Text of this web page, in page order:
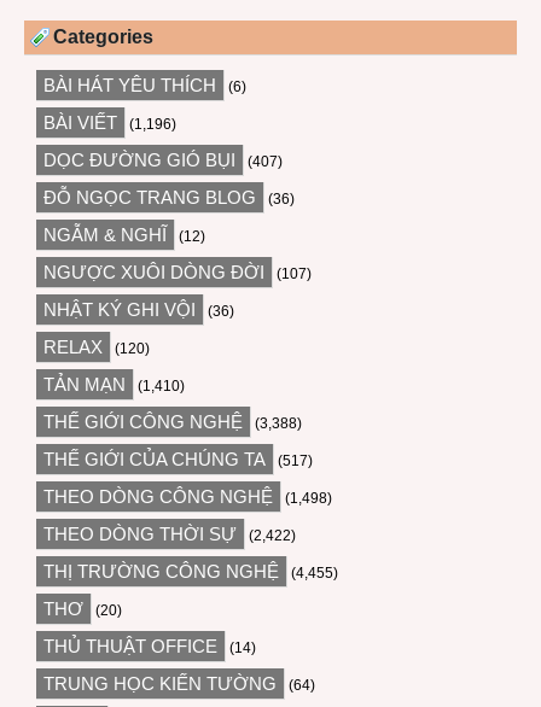
Categories
BÀI HÁT YÊU THÍCH (6)
BÀI VIẾT (1,196)
DỌC ĐƯỜNG GIÓ BỤI (407)
ĐỖ NGỌC TRANG BLOG (36)
NGẪM & NGHĨ (12)
NGƯỢC XUÔI DÒNG ĐỜI (107)
NHẬT KÝ GHI VỘI (36)
RELAX (120)
TẢN MẠN (1,410)
THẾ GIỚI CÔNG NGHỆ (3,388)
THẾ GIỚI CỦA CHÚNG TA (517)
THEO DÒNG CÔNG NGHỆ (1,498)
THEO DÒNG THỜI SỰ (2,422)
THỊ TRƯỜNG CÔNG NGHỆ (4,455)
THƠ (20)
THỦ THUẬT OFFICE (14)
TRUNG HỌC KIẾN TƯỜNG (64)